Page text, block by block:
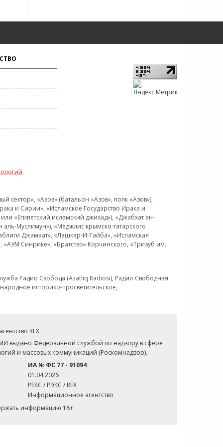
.
«Азов» (батальон «Азов», полк «Азов»),
и Сирии», «Исламское Государство Ирака и
«Египетский исламский джихад»), «Джабхат ан-
Муслимун»), «Меджлис крымско-татарского
Джамаат», «Лашкар-И-Тайба», «Исламская
Синрике», «Братство» Корчинского, «Тризуб им.
Радио Свобода (Azatliq Radiosi), Радио Свободная
историко-просветительское,
REX
выдано Федеральной службой по надзору в сфере
и массовых коммуникаций (Роскомнадзор).
ИА № ФС 77 - 91094
01.04.2026
РЕКС / РЭКС / REX
Информационное агентство
информацию 18+